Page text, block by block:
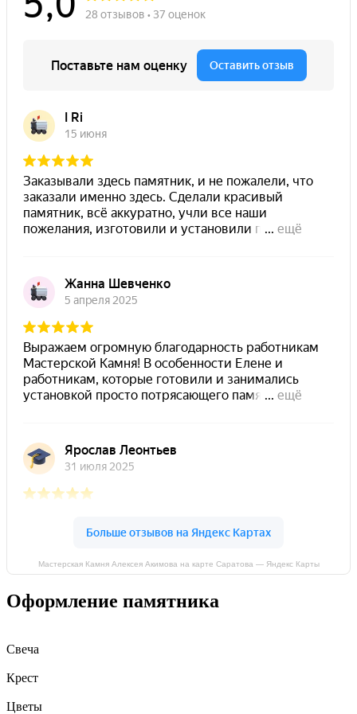
Мастерская Камня Алексея Акимова на карте Саратова — Яндекс Карты
Оформление памятника
Свеча
Крест
Цветы